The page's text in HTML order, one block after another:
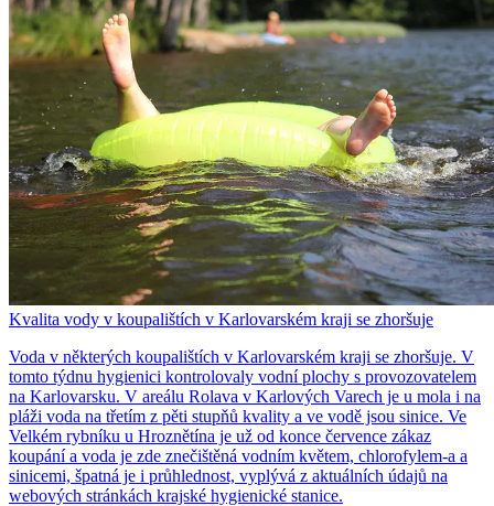
Kvalita vody v koupalištích v Karlovarském kraji se zhoršuje
Voda v některých koupalištích v Karlovarském kraji se zhoršuje. V
tomto týdnu hygienici kontrolovaly vodní plochy s provozovatelem
na Karlovarsku. V areálu Rolava v Karlových Varech je u mola i na
pláži voda na třetím z pěti stupňů kvality a ve vodě jsou sinice. Ve
Velkém rybníku u Hroznětína je už od konce července zákaz
koupání a voda je zde znečištěná vodním květem, chlorofylem-a a
sinicemi, špatná je i průhlednost, vyplývá z aktuálních údajů na
webových stránkách krajské hygienické stanice.